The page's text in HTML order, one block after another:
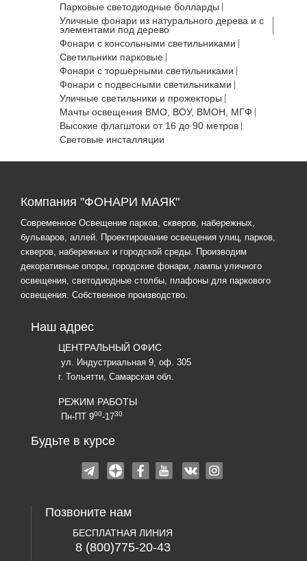
Парковые светодиодные болларды
Уличные фонари из натурального дерева и с
элементами под дерево
Фонари с консольными светильниками
Светильники парковые
Фонари с торшерными светильниками
Фонари с подвесными светильниками
Уличные светильники и прожекторы
Мачты освещения ВМО, ВОУ, ВМОН, МГФ
Высокие флагштоки от 16 до 90 метров
Световые инсталляции
Компания "ФОНАРИ МАЯК"
Современное Освещение парков, скверов, набережных,
бульваров, аллей. Проектирование освещения улиц, парков,
скверов, набережных и городской среды. Производим
декоративные опоры, городские фонари, лампы уличного
освещения, светодиодные столбы, плафоны для паркового
освещения. Собственное производство.
Наш адрес
ЦЕНТРАЛЬНЫЙ ОФИС
ул. Индустриальная 9, оф. 305
г. Тольятти, Самарская обл.
РЕЖИМ РАБОТЫ
Пн-ПТ 900-1730
Будьте в курсе
Позвоните нам
БЕСПЛАТНАЯ ЛИНИЯ
8 (800)775-20-43